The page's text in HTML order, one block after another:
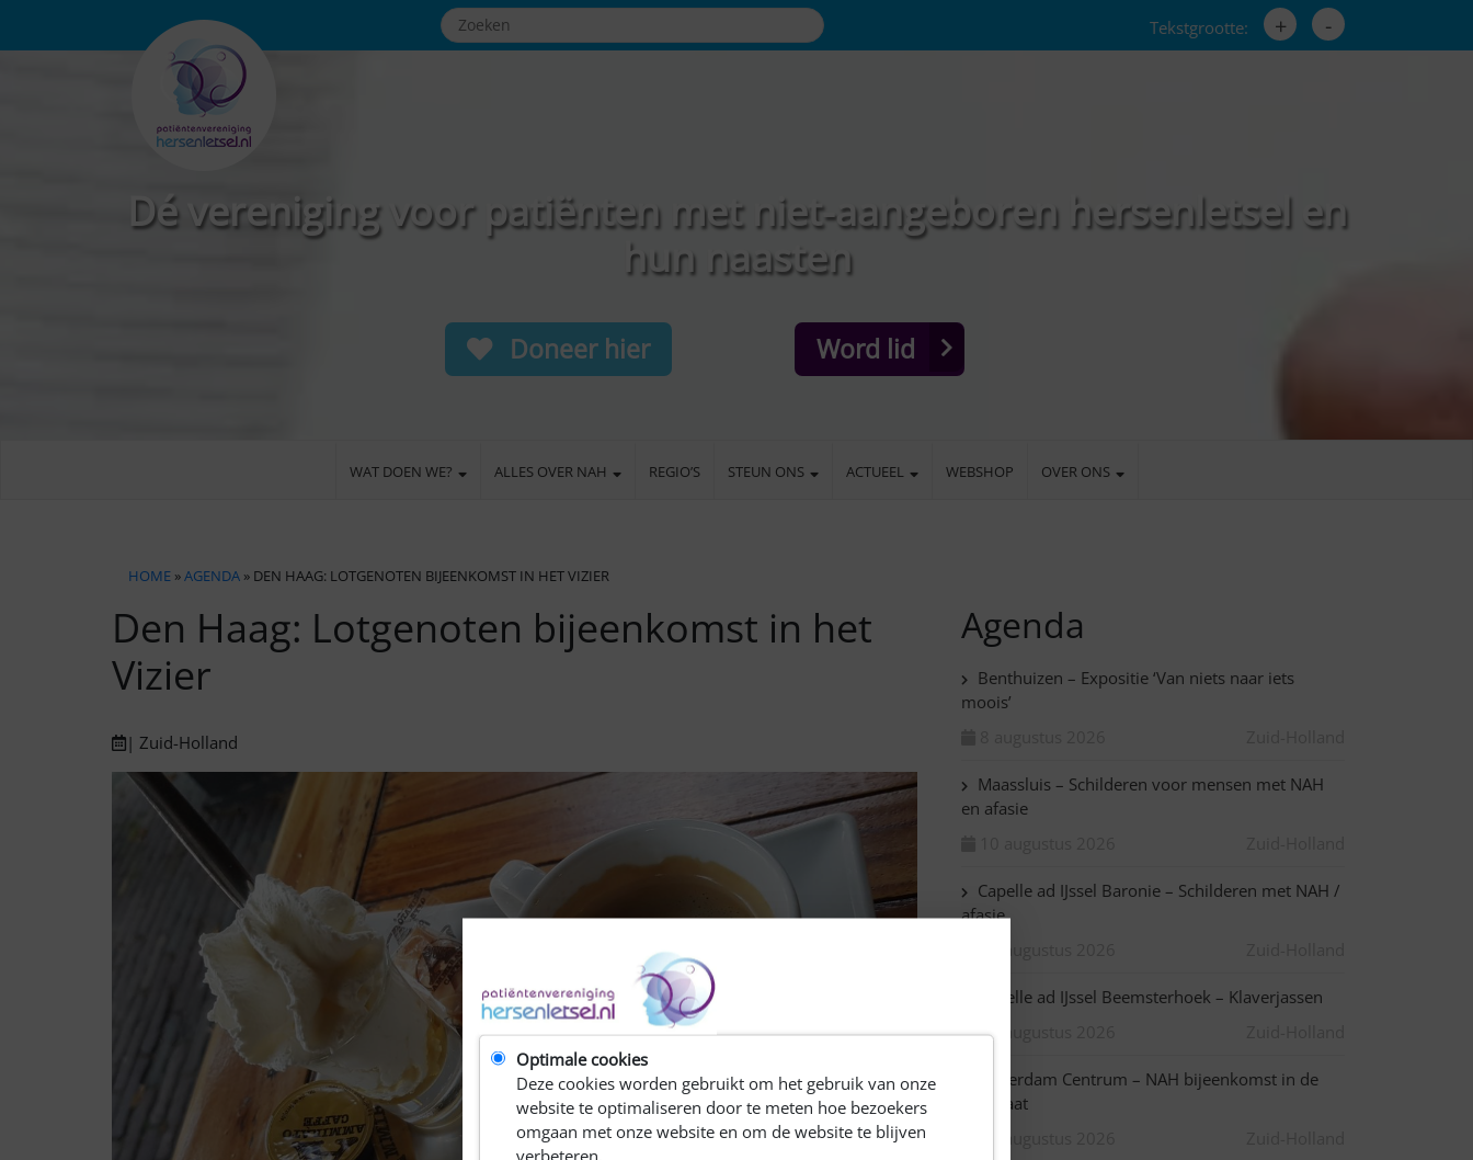
Tekstgrootte: + -
Dé vereniging voor patiënten met niet-aangeboren hersenletsel en
hun naasten
Doneer hier Word lid
WAT DOEN WE? ALLES OVER NAH REGIO’S STEUN ONS ACTUEEL WEBSHOP OVER ONS
HOME »AGENDA » DEN HAAG: LOTGENOTEN BIJEENKOMST IN HET VIZIER
Den Haag: Lotgenoten bijeenkomst in het
Vizier
| Zuid-Holland
Agenda
Benthuizen – Expositie ‘Van niets naar iets
moois’
Maassluis – Schilderen voor mensen met NAH
en afasie
Capelle ad IJssel Baronie – Schilderen met NAH /
afasie
Capelle ad IJssel Beemsterhoek – Klaverjassen
10 augustus 2026
Rotterdam Centrum – NAH bijeenkomst in de
Kipstraat
Optimale cookies
Deze cookies worden gebruikt om het gebruik van onze
website te optimaliseren door te meten hoe bezoekers
omgaan met onze website en om de website te blijven
verbeteren.